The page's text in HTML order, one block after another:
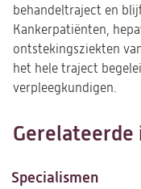
behandeltraject en
Kankerpatiënten,
ontstekingsziekten
het hele traject
verpleegkundigen.
Specialismen